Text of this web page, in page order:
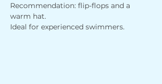
Recommendation: flip-flops and a
warm hat.
Ideal for experienced swimmers.